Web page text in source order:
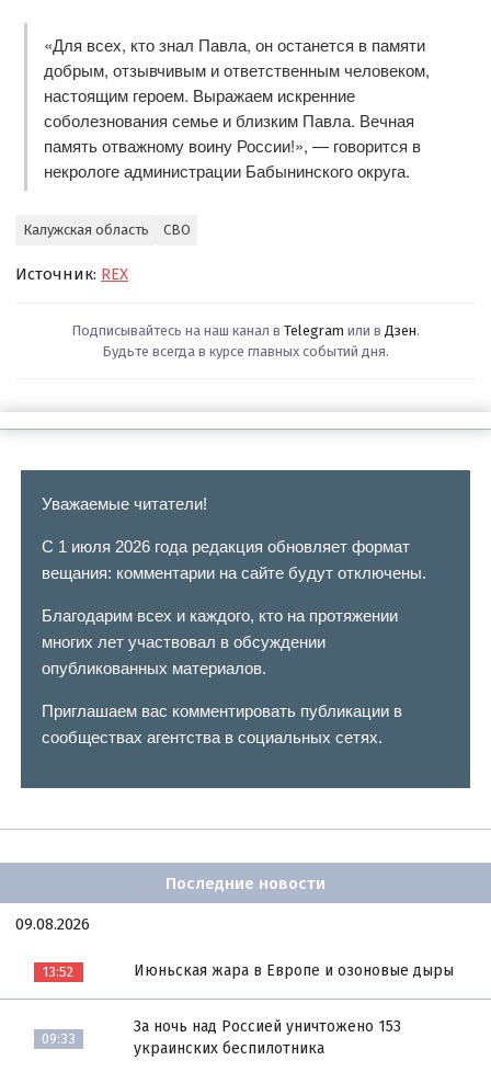
«Для всех, кто знал Павла, он останется в памяти
добрым, отзывчивым и ответственным человеком,
настоящим героем. Выражаем искренние
соболезнования семье и близким Павла. Вечная
память отважному воину России!», — говорится в
некрологе администрации Бабынинского округа.
Калужская область СВО
Источник: REX
Подписывайтесь на наш канал в Telegram или в Дзен.
Будьте всегда в курсе главных событий дня.
Уважаемые читатели!
С 1 июля 2026 года редакция обновляет формат
вещания: комментарии на сайте будут отключены.
Благодарим всех и каждого, кто на протяжении
многих лет участвовал в обсуждении
опубликованных материалов.
Приглашаем вас комментировать публикации в
сообществах агентства в социальных сетях.
Последние новости
09.08.2026
13:52 Июньская жара в Европе и озоновые дыры
09:33
За ночь над Россией уничтожено 153
украинских беспилотника